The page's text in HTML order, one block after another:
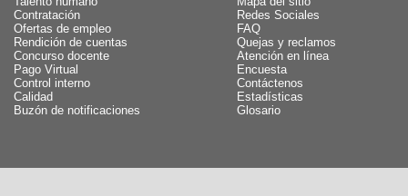
Contratación
Ofertas de empleo
Rendición de cuentas
Concurso docente
Pago Virtual
Control interno
Calidad
Buzón de notificaciones
Redes Sociales
FAQ
Quejas y reclamos
Atención en línea
Encuesta
Contáctenos
Estadísticas
Glosario